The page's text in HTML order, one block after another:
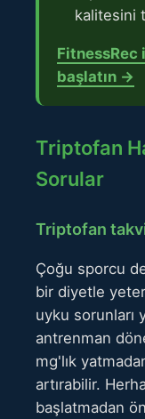
kalitesini
başlatın →
Triptofan
Sorular
Triptofan
Çoğu sporcu
bir diyetle
uyku sorunları
antrenman
mg'lık
artırabilir.
başlatmadan